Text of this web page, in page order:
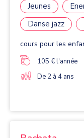
Jeunes
Danse jazz
cours pour les
105 € l'année
De 2 à 4 ans